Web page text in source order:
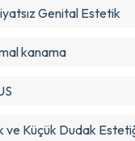
Genital Estetik
kanama
ve Küçük Dudak